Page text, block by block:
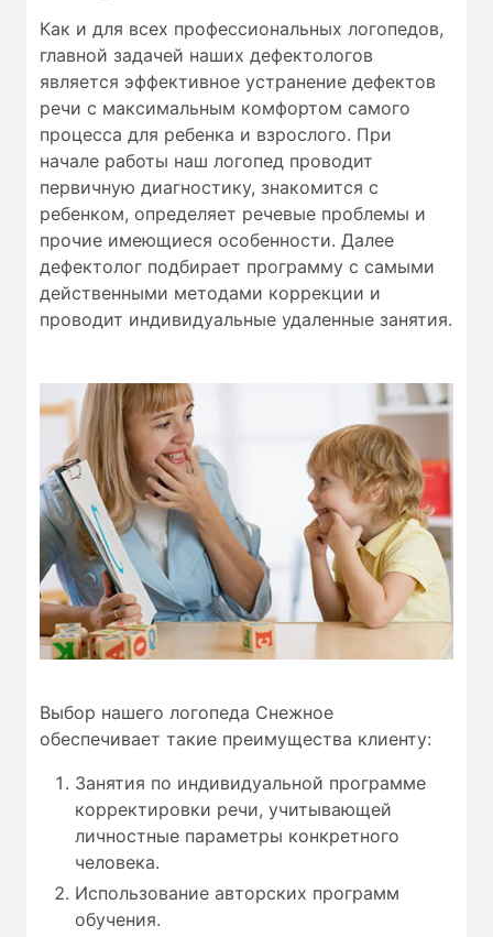
Как и для всех профессиональных логопедов,
главной задачей наших дефектологов
является эффективное устранение дефектов
речи с максимальным комфортом самого
процесса для ребенка и взрослого. При
начале работы наш логопед проводит
первичную диагностику, знакомится с
ребенком, определяет речевые проблемы и
прочие имеющиеся особенности. Далее
дефектолог подбирает программу с самыми
действенными методами коррекции и
проводит индивидуальные удаленные занятия.
Выбор нашего логопеда Снежное
обеспечивает такие преимущества клиенту:
Занятия по индивидуальной программе
корректировки речи, учитывающей
личностные параметры конкретного
человека.
Использование авторских программ
обучения.